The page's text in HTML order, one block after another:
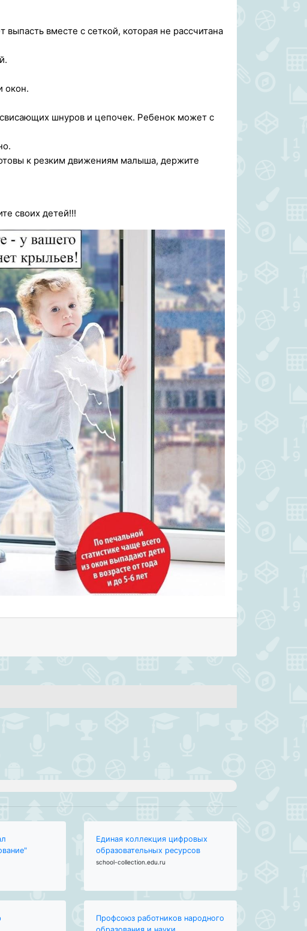
вместе с сеткой, которая не рассчитана
окон.
шнуров и цепочек. Ребенок может с
к резким движениям малыша, держите
своих детей!!!
Единая коллекция цифровых
образовательных ресурсов
school-collection.edu.ru
Профсоюз работников народного